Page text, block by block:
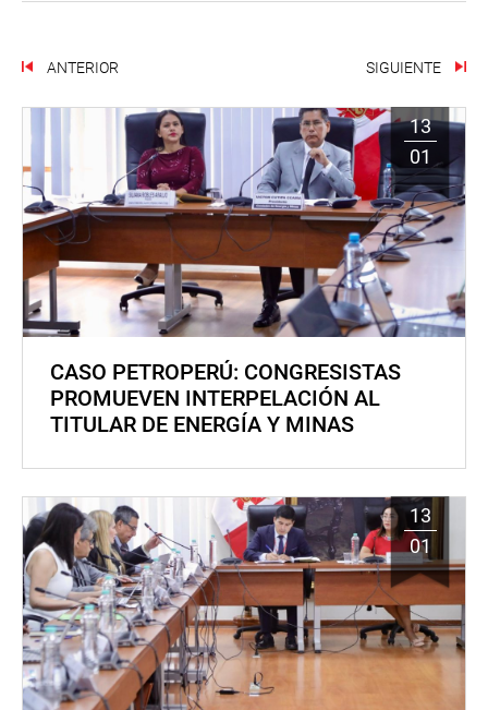
ANTERIOR SIGUIENTE
13
01
CASO PETROPERÚ: CONGRESISTAS
PROMUEVEN INTERPELACIÓN AL
TITULAR DE ENERGÍA Y MINAS
13
01